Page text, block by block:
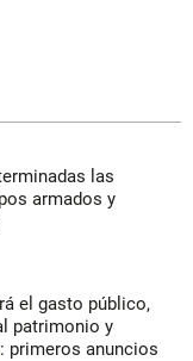
las
armados y
el gasto público,
patrimonio y
primeros anuncios